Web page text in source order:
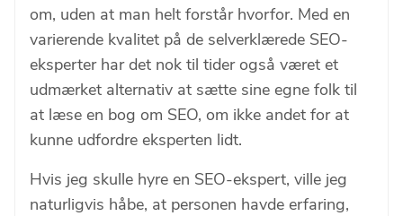
om, uden at man helt forstår hvorfor. Med en
varierende kvalitet på de selverklærede SEO-
eksperter har det nok til tider også været et
udmærket alternativ at sætte sine egne folk til
at læse en bog om SEO, om ikke andet for at
kunne udfordre eksperten lidt.
Hvis jeg skulle hyre en SEO-ekspert, ville jeg
naturligvis håbe, at personen havde erfaring,